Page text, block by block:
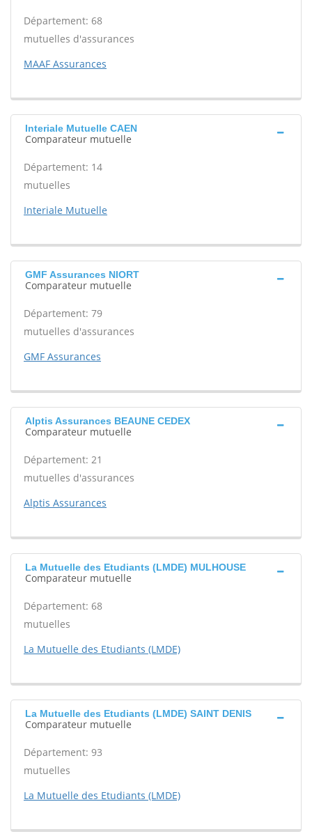
Département: 68
mutuelles d'assurances
MAAF Assurances
Interiale Mutuelle CAEN
Comparateur mutuelle
Département: 14
mutuelles
Interiale Mutuelle
GMF Assurances NIORT
Comparateur mutuelle
Département: 79
mutuelles d'assurances
GMF Assurances
Alptis Assurances BEAUNE CEDEX
Comparateur mutuelle
Département: 21
mutuelles d'assurances
Alptis Assurances
La Mutuelle des Etudiants (LMDE) MULHOUSE
Comparateur mutuelle
Département: 68
mutuelles
La Mutuelle des Etudiants (LMDE)
La Mutuelle des Etudiants (LMDE) SAINT DENIS
Comparateur mutuelle
Département: 93
mutuelles
La Mutuelle des Etudiants (LMDE)